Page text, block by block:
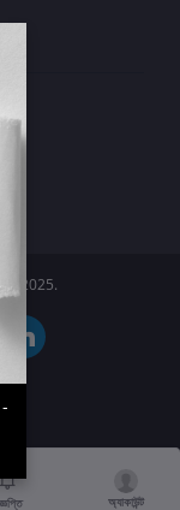
2025.
অ্যাকাউন্ট